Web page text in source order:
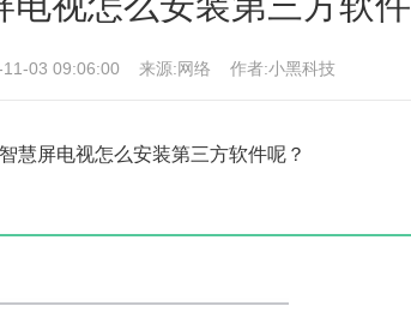
11-03 09:06:00 来源:网络 作者:小黑科技
慧屏电视怎么安装第三方软件呢？